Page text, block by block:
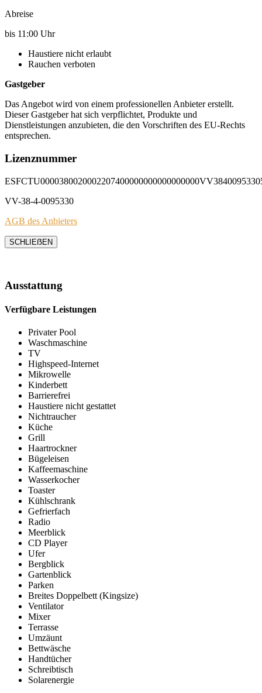
Abreise
bis 11:00 Uhr
Haustiere nicht erlaubt
Rauchen verboten
Gastgeber
Das Angebot wird von einem professionellen Anbieter erstellt.
Dieser Gastgeber hat sich verpflichtet, Produkte und
Dienstleistungen anzubieten, die den Vorschriften des EU-Rechts
entsprechen.
Lizenznummer
VV-38-4-0095330
AGB des Anbieters
SCHLIEẞEN
Ausstattung
Verfügbare Leistungen
Privater Pool
Waschmaschine
TV
Highspeed-Internet
Mikrowelle
Kinderbett
Barrierefrei
Haustiere nicht gestattet
Nichtraucher
Küche
Grill
Haartrockner
Bügeleisen
Kaffeemaschine
Wasserkocher
Toaster
Kühlschrank
Gefrierfach
Radio
Meerblick
CD Player
Ufer
Bergblick
Gartenblick
Parken
Breites Doppelbett (Kingsize)
Ventilator
Mixer
Terrasse
Umzäunt
Bettwäsche
Handtücher
Schreibtisch
Solarenergie